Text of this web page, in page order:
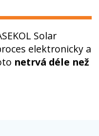
Solar
elektronicky a
netrvá déle než